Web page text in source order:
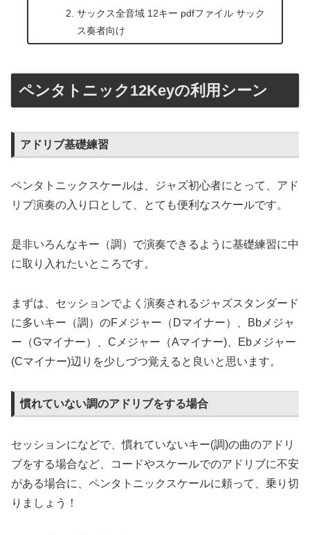
サックス全音域 12キー pdfファイル サック
ス奏者向け
ペンタトニック12Keyの利用シーン
アドリブ基礎練習
ペンタトニックスケールは、ジャズ初心者にとって、アド
リブ演奏の入り口として、とても便利なスケールです。
是非いろんなキー（調）で演奏できるように基礎練習に中
に取り入れたいところです。
まずは、セッションでよく演奏されるジャズスタンダード
に多いキー（調）のFメジャー（Dマイナー）、Bbメジャ
ー（Gマイナー）、Cメジャー（Aマイナー)、Ebメジャー
(Cマイナー)辺りを少しづつ覚えると良いと思います。
慣れていない調のアドリブをする場合
セッションになどで、慣れていないキー(調)の曲のアドリ
ブをする場合など、コードやスケールでのアドリブに不安
がある場合に、ペンタトニックスケールに頼って、乗り切
りましょう！